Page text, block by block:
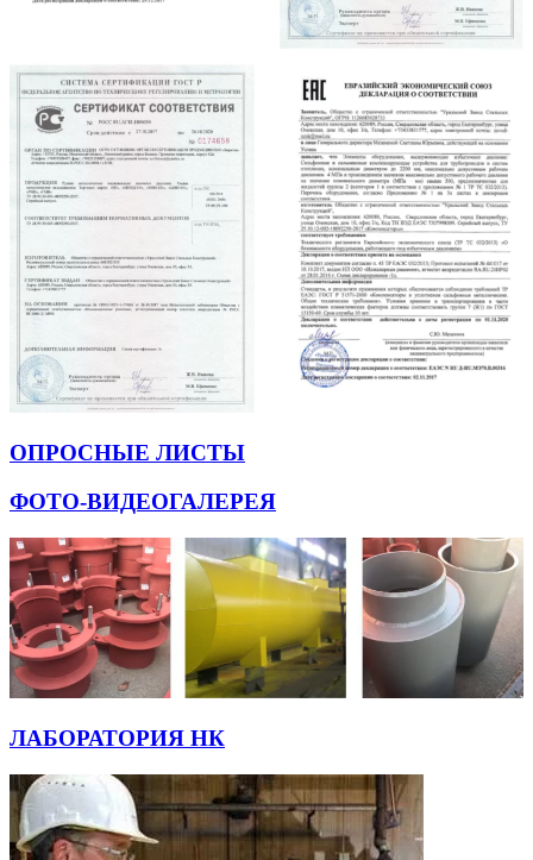
ОПРОСНЫЕ ЛИСТЫ
ФОТО-ВИДЕОГАЛЕРЕЯ
ЛАБОРАТОРИЯ НК